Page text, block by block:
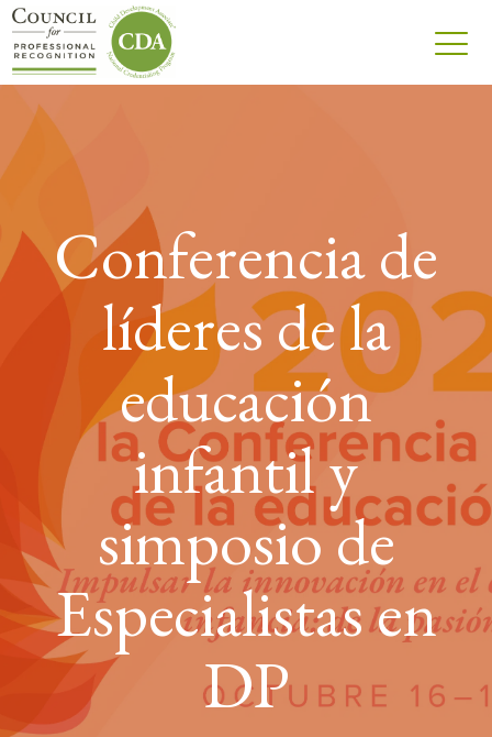
Conferencia de
líderes de la
educación
infantil y
simposio de
Especialistas en
DP